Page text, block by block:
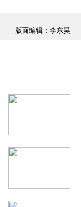
版面编辑：李东昊